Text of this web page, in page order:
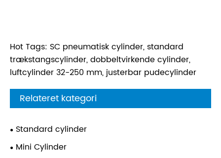
Hot Tags: SC pneumatisk cylinder, standard
trækstangscylinder, dobbeltvirkende cylinder,
luftcylinder 32-250 mm, justerbar pudecylinder
Relateret kategori
Standard cylinder
Mini Cylinder